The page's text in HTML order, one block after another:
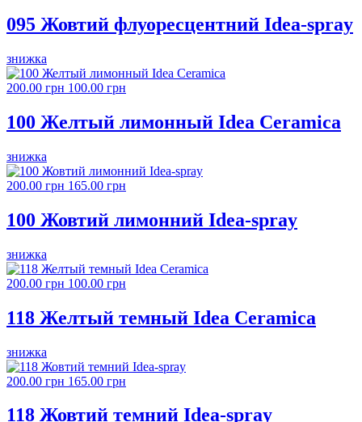
095 Жовтий флуоресцентний Idea-spray
знижка
200.00 грн 100.00 грн
100 Желтый лимонный Idea Ceramica
знижка
200.00 грн 165.00 грн
100 Жовтий лимонний Idea-spray
знижка
200.00 грн 100.00 грн
118 Желтый темный Idea Ceramica
знижка
200.00 грн 165.00 грн
118 Жовтий темний Idea-spray